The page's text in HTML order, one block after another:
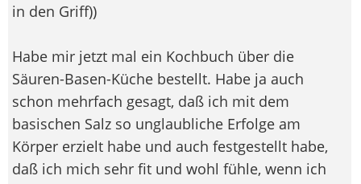
in den Griff))
Habe mir jetzt mal ein Kochbuch über die
Säuren-Basen-Küche bestellt. Habe ja auch
schon mehrfach gesagt, daß ich mit dem
basischen Salz so unglaubliche Erfolge am
Körper erzielt habe und auch festgestellt habe,
daß ich mich sehr fit und wohl fühle, wenn ich